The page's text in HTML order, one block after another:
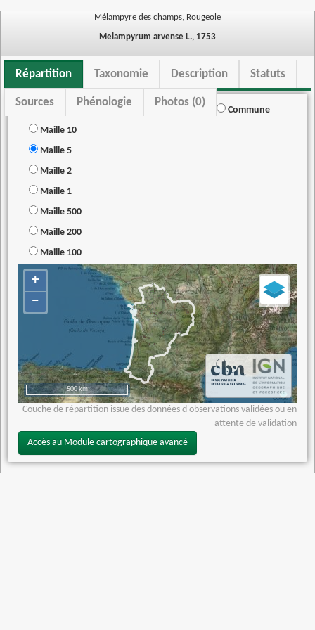
Mélampyre des champs, Rougeole
Melampyrum arvense L., 1753
Répartition Taxonomie Description Statuts
Sources Phénologie Photos (0)
Commune
Maille 10
Maille 5
Maille 2
Maille 1
Maille 500
Maille 200
Maille 100
+
−
500 km
Couche de répartition issue des données d'observations validées ou en
attente de validation
Accès au Module cartographique avancé